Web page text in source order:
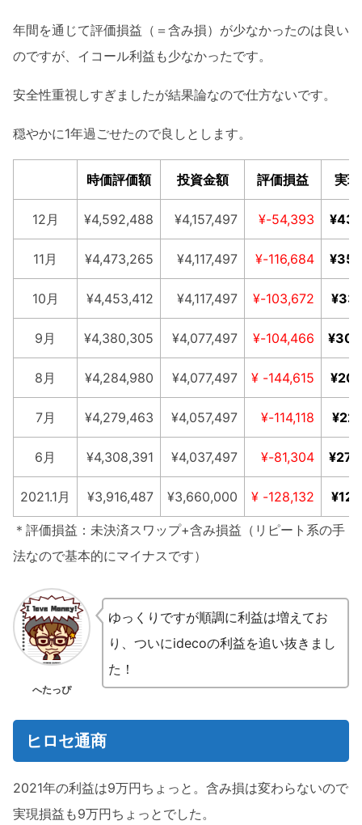
年間を通じて評価損益（＝含み損）が少なかったのは良い
のですが、イコール利益も少なかったです。
安全性重視しすぎましたが結果論なので仕方ないです。
穏やかに1年過ごせたので良しとします。
時価評価額 投資金額 評価損益 実
12月 ¥4,592,488 ¥4,157,497 ¥-54,393
11月 ¥4,473,265 ¥4,117,497 ¥-116,684
10月 ¥4,453,412 ¥4,117,497 ¥-103,672
9月 ¥4,380,305 ¥4,077,497 ¥-104,466
8月 ¥4,284,980 ¥4,077,497 ¥ -144,615
7月 ¥4,279,463 ¥4,057,497 ¥-114,118
6月 ¥4,308,391 ¥4,037,497 ¥-81,304
2021.1月 ¥3,916,487 ¥3,660,000 ¥ -128,132
＊評価損益：未決済スワップ+含み損益（リピート系の手
法なので基本的にマイナスです）
へたっぴ
ゆっくりですが順調に利益は増えてお
り、ついにidecoの利益を追い抜きまし
た！
ヒロセ通商
2021年の利益は9万円ちょっと。含み損は変わらないので
実現損益も9万円ちょっとでした。